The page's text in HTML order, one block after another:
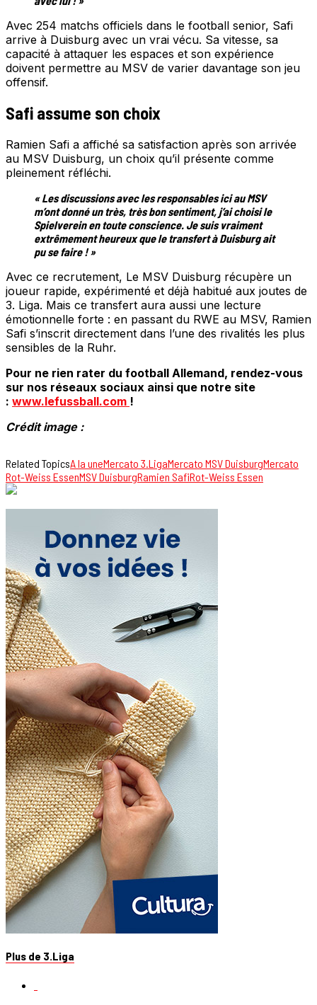
Avec 254 matchs officiels dans le football senior, Safi
arrive à Duisburg avec un vrai vécu. Sa vitesse, sa
capacité à attaquer les espaces et son expérience
doivent permettre au MSV de varier davantage son jeu
offensif.
Safi assume son choix
Ramien Safi a affiché sa satisfaction après son arrivée
au MSV Duisburg, un choix qu’il présente comme
pleinement réfléchi.
« Les discussions avec les responsables ici au MSV
m’ont donné un très, très bon sentiment, j’ai choisi le
Spielverein en toute conscience. Je suis vraiment
extrêmement heureux que le transfert à Duisburg ait
pu se faire ! »
Avec ce recrutement, Le MSV Duisburg récupère un
joueur rapide, expérimenté et déjà habitué aux joutes de
3. Liga. Mais ce transfert aura aussi une lecture
émotionnelle forte : en passant du RWE au MSV, Ramien
Safi s’inscrit directement dans l’une des rivalités les plus
sensibles de la Ruhr.
Pour ne rien rater du football Allemand, rendez-vous
sur nos réseaux sociaux ainsi que notre site
: www.lefussball.com !
Crédit image :
Related TopicsA la uneMercato 3.LigaMercato MSV DuisburgMercato
Rot-Weiss EssenMSV DuisburgRamien SafiRot-Weiss Essen
Plus de 3.Liga